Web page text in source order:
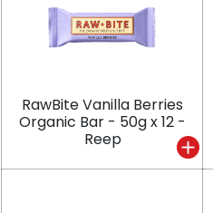
RawBite Vanilla Berries
Organic Bar - 50g x 12 -
Reep